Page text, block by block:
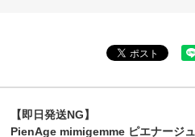
【即日発送NG】
PienAge mimigemme ピエナージ